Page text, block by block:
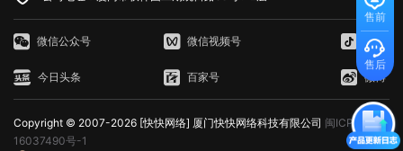
售前
售后
微信公众号 微信视频号 抖音
今日头条 百家号 微博
Copyright © 2007-2026 [快快网络] 厦门快快网络科技有限公司 闽ICP备
16037490号-1